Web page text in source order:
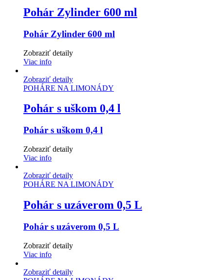
Pohár Zylinder 600 ml
Pohár Zylinder 600 ml
Zobraziť detaily
Viac info
Zobraziť detaily
POHÁRE NA LIMONÁDY
Pohár s uškom 0,4 l
Pohár s uškom 0,4 l
Zobraziť detaily
Viac info
Zobraziť detaily
POHÁRE NA LIMONÁDY
Pohár s uzáverom 0,5 L
Pohár s uzáverom 0,5 L
Zobraziť detaily
Viac info
Zobraziť detaily